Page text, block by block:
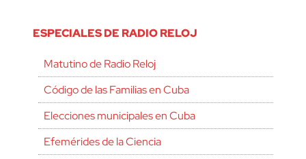
ESPECIALES DE RADIO RELOJ
Matutino de Radio Reloj
Código de las Familias en Cuba
Elecciones municipales en Cuba
Efemérides de la Ciencia